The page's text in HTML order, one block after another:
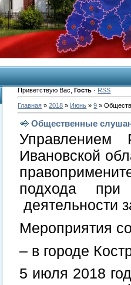
Приветствую Вас ,Гость · RSS
Главная »2018 » Июнь » 9 »
Общественные
Управлением
Ивановской
подхода при
деятельности
Мероприятия
– в городе
5 июля 2018